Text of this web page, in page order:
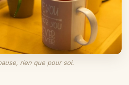
rien que pour soi.